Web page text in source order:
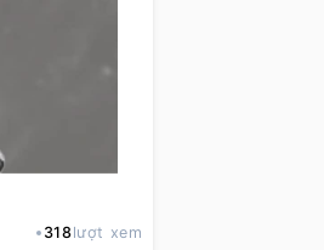
318lượt xem